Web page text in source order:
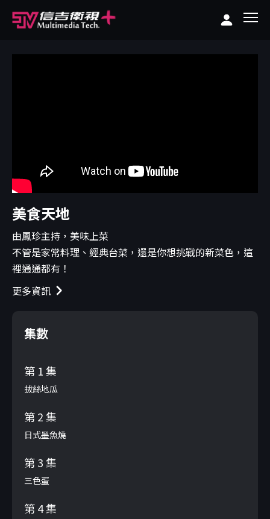
美食天地
由鳳珍主持，美味上菜
不管是家常料理、經典台菜，還是你想挑戰的新菜色，這
裡通通都有！
更多資訊
集數
第 1 集
拔絲地瓜
第 2 集
日式墨魚燒
第 3 集
三色蛋
第 4 集